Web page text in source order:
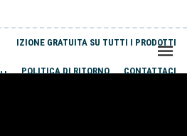
SPEDIZIONE GRATUITA SU TUTTI I PRODOTTI
POLITICA DI RITORNO CONTATTACI